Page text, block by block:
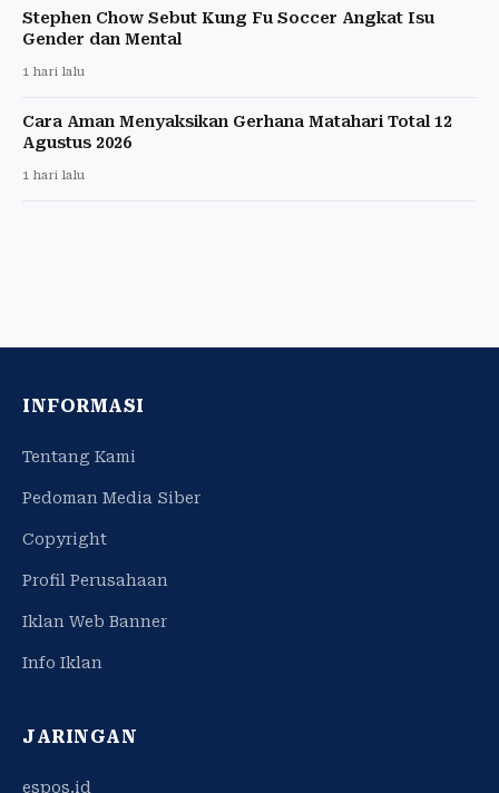
Stephen Chow Sebut Kung Fu Soccer Angkat Isu
Gender dan Mental
1 hari lalu
Cara Aman Menyaksikan Gerhana Matahari Total 12
Agustus 2026
1 hari lalu
INFORMASI
Tentang Kami
Pedoman Media Siber
Copyright
Profil Perusahaan
Iklan Web Banner
Info Iklan
JARINGAN
espos.id